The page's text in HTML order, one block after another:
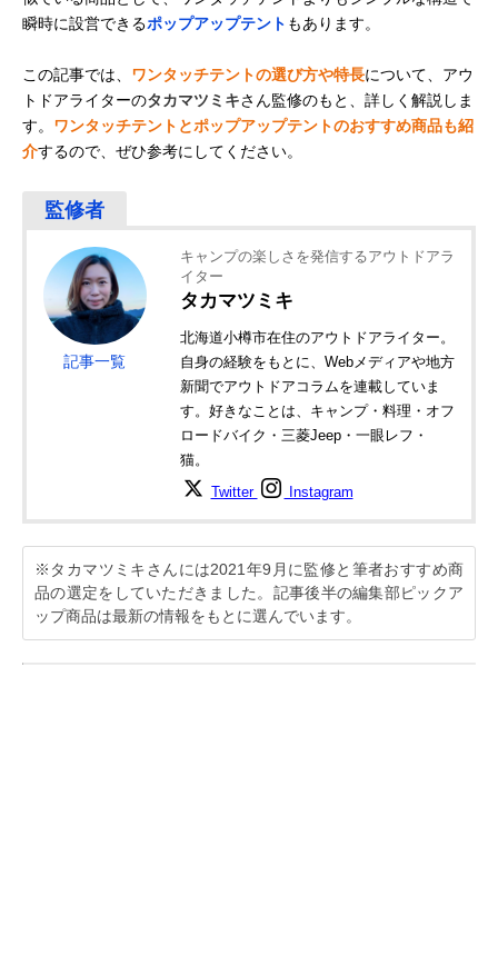
瞬時に設営できるポップアップテント もあります。
この記事では、 ワンタッチテントの選び方や特長について、アウ
トドアライターのタカマツミキさん監修のもと、詳しく解説しま
す。 ワンタッチテントとポップアップテントのおすすめ商品も紹
介するので、ぜひ参考にしてください。
記事一覧
キャンプの楽しさを発信するアウトドアラ
イター
タカマツミキ
北海道小樽市在住のアウトドアライター。
自身の経験をもとに、Webメディアや地方
新聞でアウトドアコラムを連載していま
す。好きなことは、キャンプ・料理・オフ
ロードバイク・三菱Jeep・一眼レフ・
猫。
Twitter Instagram
※タカマツミキさんには2021年9月に監修と筆者おすすめ商
品の選定をしていただきました。記事後半の編集部ピックア
ップ商品は最新の情報をもとに選んでいます。